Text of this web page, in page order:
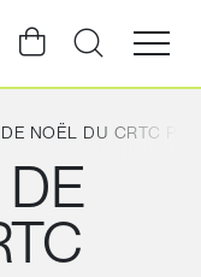
Ouvrir
la
du
NOËL DU CRTC